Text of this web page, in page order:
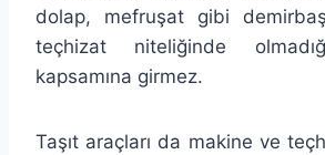
dolap, mefruşat gibi
teçhizat niteliğinde
kapsamına girmez.
Taşıt araçları da makine ve